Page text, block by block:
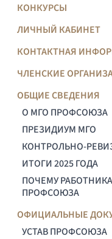
КОНКУРСЫ
ЛИЧНЫЙ КАБИНЕТ
КОНТАКТНАЯ
ЧЛЕНСКИЕ
ОБЩИЕ СВЕДЕНИЯ
О МГО ПРОФСОЮЗА
ПРЕЗИДИУМ МГО
КОНТРОЛЬНО-
ИТОГИ 2025 ГОДА
ПОЧЕМУ
ПРОФСОЮЗА
ОФИЦИАЛЬНЫЕ
УСТАВ ПРОФСОЮЗА